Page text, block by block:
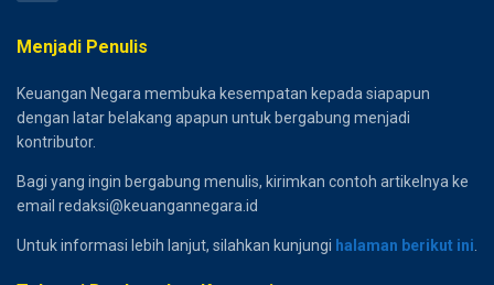
Menjadi Penulis
Keuangan Negara membuka kesempatan kepada siapapun
dengan latar belakang apapun untuk bergabung menjadi
kontributor.
Bagi yang ingin bergabung menulis, kirimkan contoh artikelnya ke
email redaksi@keuangannegara.id
Untuk informasi lebih lanjut, silahkan kunjungi halaman berikut ini